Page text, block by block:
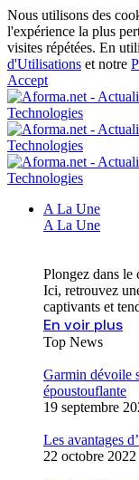
Nous utilisons des
l'expérience la plus
visites répétées. En
d'Utilisations et notre
Accept
A La Une
A La Une
Plongez dans le
Ici, retrouvez
captivants et
En voir plus
Top News
Garmin dévoile
époustouflante
19 septembre
Les avantages
22 octobre 2022